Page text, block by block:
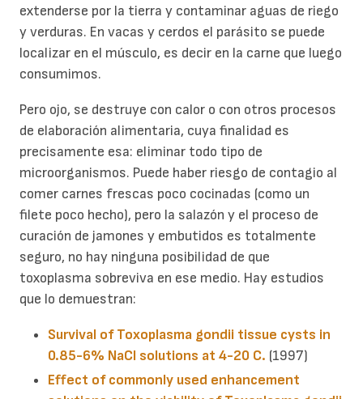
extenderse por la tierra y contaminar aguas de riego
y verduras. En vacas y cerdos el parásito se puede
localizar en el músculo, es decir en la carne que luego
consumimos.
Pero ojo, se destruye con calor o con otros procesos
de elaboración alimentaria, cuya finalidad es
precisamente esa: eliminar todo tipo de
microorganismos. Puede haber riesgo de contagio al
comer carnes frescas poco cocinadas (como un
filete poco hecho), pero la salazón y el proceso de
curación de jamones y embutidos es totalmente
seguro, no hay ninguna posibilidad de que
toxoplasma sobreviva en ese medio. Hay estudios
que lo demuestran:
Survival of Toxoplasma gondii tissue cysts in
0.85-6% NaCl solutions at 4-20 C. (1997)
Effect of commonly used enhancement